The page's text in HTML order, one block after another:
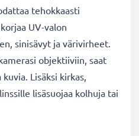
tehokkaasti
UV-valon
sinisävyt ja värivirheet.
objektiiviin, saat
Lisäksi kirkas,
lisäsuojaa kolhuja tai